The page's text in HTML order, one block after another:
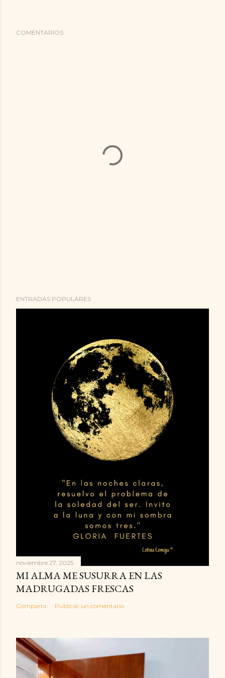
COMENTARIOS
ENTRADAS POPULARES
noviembre 27, 2025
MI ALMA ME SUSURRA EN LAS
MADRUGADAS FRESCAS
Compartir Publicar un comentario